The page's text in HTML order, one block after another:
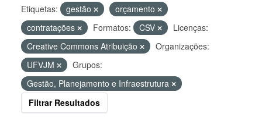
Etiquetas: gestão
orçamento
contratações
Formatos: CSV
Licenças:
Creative Commons Atribuição
Organizações:
UFVJM
Grupos:
Gestão, Planejamento e Infraestrutura
Filtrar Resultados